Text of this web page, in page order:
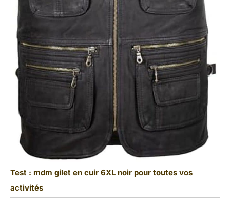
Test : mdm gilet en cuir 6XL noir pour toutes vos
activités